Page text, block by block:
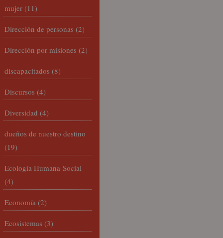
mujer (11)
Dirección de personas (2)
Dirección por misiones (2)
discapacitados (8)
Discursos (4)
Diversidad (4)
dueños de nuestro destino
(19)
Ecología Humana-Social
(4)
Economía (2)
Ecosistemas (3)